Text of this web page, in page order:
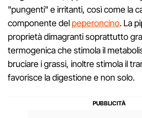
"pungenti" e irritanti, così come la
componente del peperoncino. La
proprietà dimagranti soprattutto
termogenica che stimola il
bruciare i grassi, inoltre stimola il
favorisce la digestione e non solo.